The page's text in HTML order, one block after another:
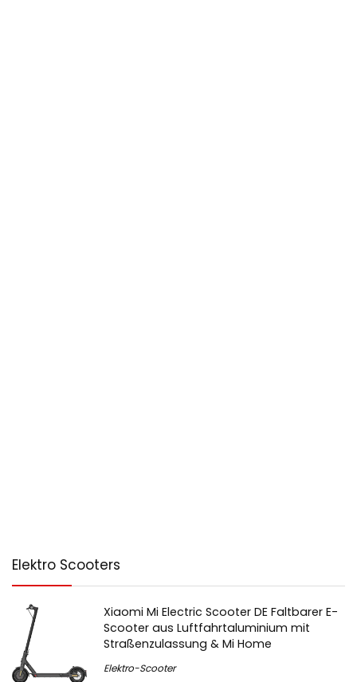
Elektro Scooters
Xiaomi Mi Electric Scooter DE Faltbarer E-
Scooter aus Luftfahrtaluminium mit
Straßenzulassung & Mi Home
Elektro-Scooter